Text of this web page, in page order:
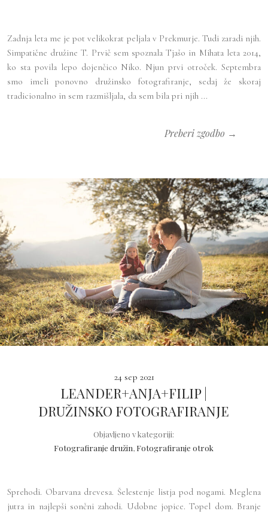
Zadnja leta me je pot velikokrat peljala v Prekmurje. Tudi zaradi njih.
Simpatične družine T. Prvič sem spoznala Tjašo in Mihata leta 2014,
ko sta povila lepo dojenčico Niko. Njun prvi otroček. Septembra
smo imeli ponovno družinsko fotografiranje, sedaj že skoraj
tradicionalno in sem razmišljala, da sem bila pri njih ...
Preberi zgodbo →
24 sep 2021
LEANDER+ANJA+FILIP |
DRUŽINSKO FOTOGRAFIRANJE
Objavljeno v kategoriji:
Fotografiranje družin, Fotografiranje otrok
Sprehodi. Obarvana drevesa. Šelestenje listja pod nogami. Meglena
jutra in najlepši sončni zahodi. Udobne jopice. Topel dom. Branje